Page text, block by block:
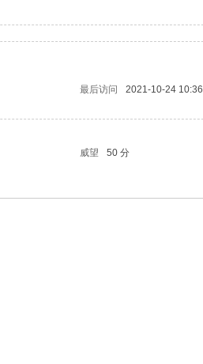
最后访问 2021-10-24 10:36
威望 50 分